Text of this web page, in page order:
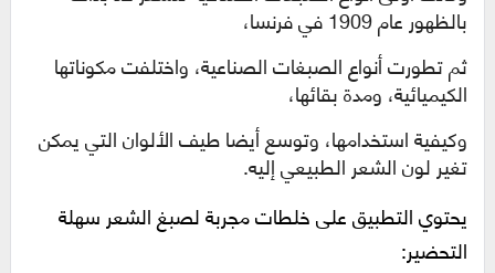
بالظهور عام 1909 في فرنسا،
ثم تطورت أنواع الصبغات الصناعية، واختلفت مكوناتها
الكيميائية، ومدة بقائها،
وكيفية استخدامها، وتوسع أيضا طيف الألوان التي يمكن
تغير لون الشعر الطبيعي إليه.
يحتوي التطبيق على خلطات مجربة لصبغ الشعر سهلة
التحضير: